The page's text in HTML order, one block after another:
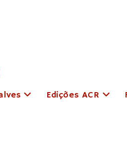
Edições ACR